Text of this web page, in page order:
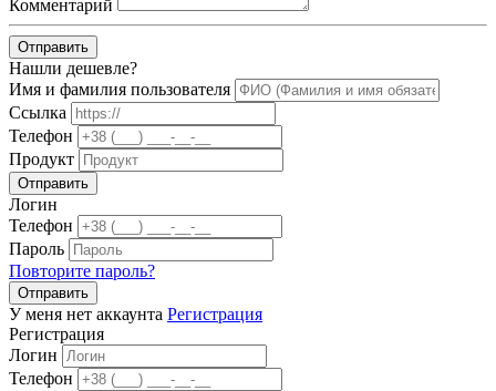
Комментарий
Отправить
Нашли дешевле?
Имя и фамилия пользователя
Ссылка
Телефон
Продукт
Отправить
Логин
Телефон
Пароль
Повторите пароль?
Отправить
У меня нет аккаунта Регистрация
Регистрация
Логин
Телефон